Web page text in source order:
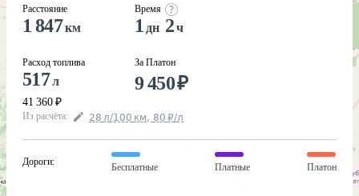
Расстояние
1 847км
Расход топлива
517л
41 360 ₽
Время
1 дн 2 ч
За Платон
9 450₽
Из расчёта: 28 л/100 км, 80 ₽/л
Дороги:
Бесплатные Платные Платон